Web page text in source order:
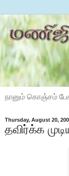
நானும் கொஞ்சம்
Thursday, August 20,
தவிர்க்க